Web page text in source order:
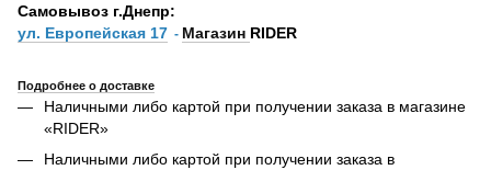
Самовывоз г.Днепр:
ул. Европейская 17 - Магазин RIDER
Подробнее о доставке
Наличными либо картой при получении заказа в магазине
«RIDER»
Наличными либо картой при получении заказа в